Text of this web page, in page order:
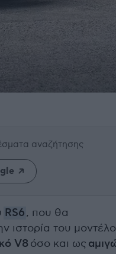
αναζήτησης
RS6, που θα
ιστορία του
V8 όσο και ως